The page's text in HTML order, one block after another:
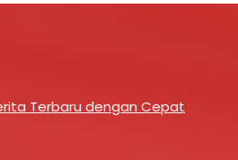
Terbaru dengan Cepat